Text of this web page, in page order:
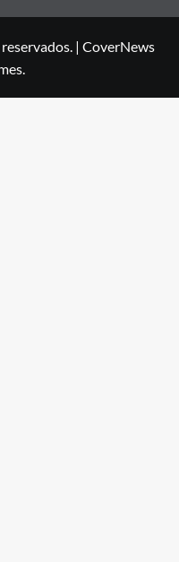
| CoverNews